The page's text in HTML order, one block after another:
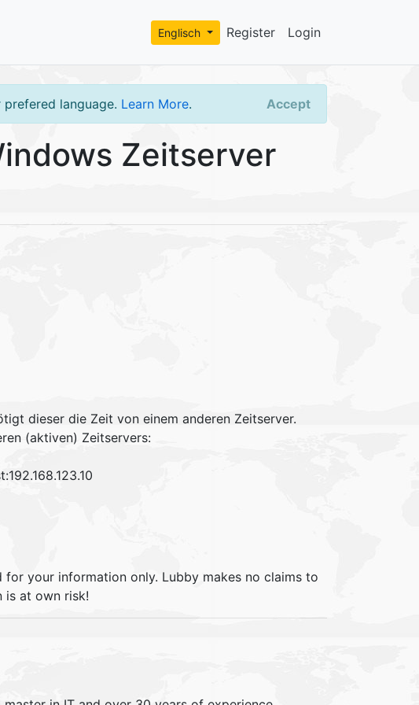
Register Login
Englisch
language. Learn More. Accept
Zeitserver
dieser die Zeit von einem anderen Zeitserver.
(aktiven) Zeitservers:
your information only. Lubby makes no claims to
is at own risk!